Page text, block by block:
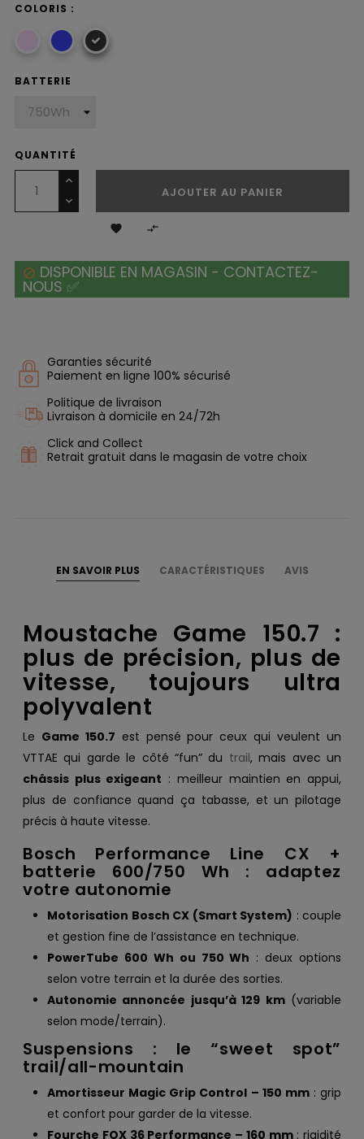
COLORIS :
BATTERIE
QUANTITÉ
AJOUTER AU PANIER
 
 DISPONIBLE EN MAGASIN - CONTACTEZ-
NOUS ✅
Garanties sécurité
Paiement en ligne 100% sécurisé
Politique de livraison
Livraison à domicile en 24/72h
Click and Collect
Retrait gratuit dans le magasin de votre choix
EN SAVOIR PLUS CARACTÉRISTIQUES AVIS
Moustache Game 150.7 :
plus de précision, plus de
vitesse, toujours ultra
polyvalent
Le Game 150.7 est pensé pour ceux qui veulent un
VTTAE qui garde le côté “fun” du trail, mais avec un
châssis plus exigeant : meilleur maintien en appui,
plus de confiance quand ça tabasse, et un pilotage
précis à haute vitesse.
Bosch Performance Line CX +
batterie 600/750 Wh : adaptez
votre autonomie
Motorisation Bosch CX (Smart System) : couple
et gestion fine de l’assistance en technique.
PowerTube 600 Wh ou 750 Wh : deux options
selon votre terrain et la durée des sorties.
Autonomie annoncée jusqu’à 129 km(variable
selon mode/terrain).
Suspensions : le “sweet spot”
trail/all-mountain
Amortisseur Magic Grip Control – 150 mm: grip
et confort pour garder de la vitesse.
Fourche FOX 36 Performance – 160 mm: rigidité